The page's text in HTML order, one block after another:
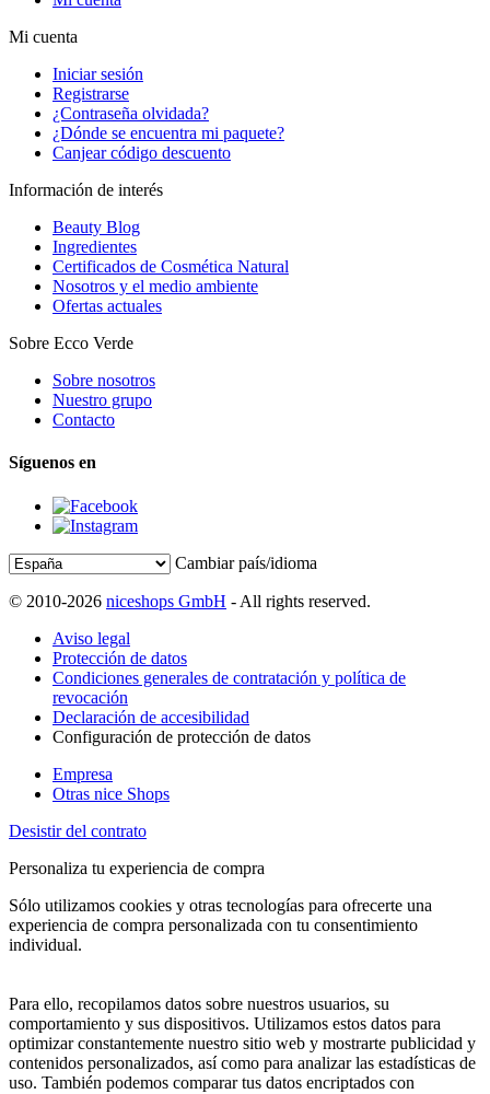
Mi cuenta
Iniciar sesión
Registrarse
¿Contraseña olvidada?
¿Dónde se encuentra mi paquete?
Canjear código descuento
Información de interés
Beauty Blog
Ingredientes
Certificados de Cosmética Natural
Nosotros y el medio ambiente
Ofertas actuales
Sobre Ecco Verde
Sobre nosotros
Nuestro grupo
Contacto
Síguenos en
Cambiar país/idioma
© 2010-2026 niceshops GmbH - All rights reserved.
Aviso legal
Protección de datos
Condiciones generales de contratación y política de
revocación
Declaración de accesibilidad
Configuración de protección de datos
Empresa
Otras nice Shops
Desistir del contrato
Personaliza tu experiencia de compra
Sólo utilizamos cookies y otras tecnologías para ofrecerte una
experiencia de compra personalizada con tu consentimiento
individual.
Para ello, recopilamos datos sobre nuestros usuarios, su
comportamiento y sus dispositivos. Utilizamos estos datos para
optimizar constantemente nuestro sitio web y mostrarte publicidad y
contenidos personalizados, así como para analizar las estadísticas de
uso. También podemos comparar tus datos encriptados con